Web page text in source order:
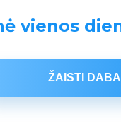
vienos
ŽAISTI